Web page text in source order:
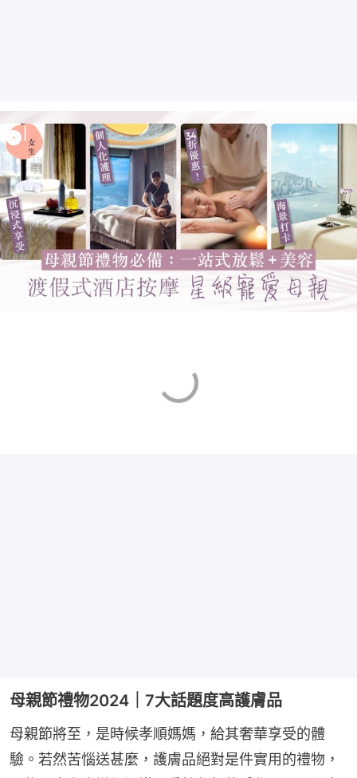
母親節禮物2024｜7大話題度高護膚品
母親節將至，是時候孝順媽媽，給其奢華享受的體
驗。若然苦惱送甚麼，護膚品絕對是件實用的禮物，